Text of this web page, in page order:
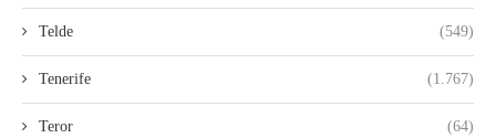
Telde (549)
Tenerife (1.767)
Teror (64)